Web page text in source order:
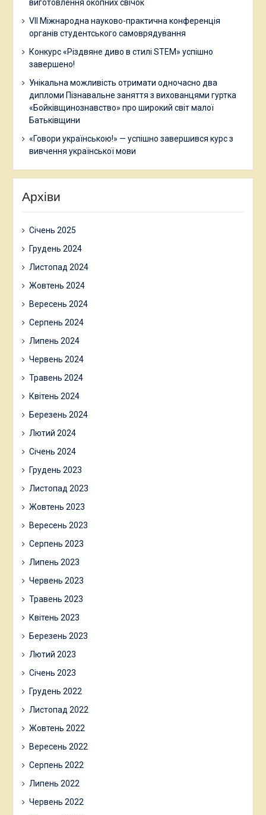
виготовлення окопних свічок
VII Міжнародна науково-практична конференція
органів студентського самоврядування
Конкурс «Різдвяне диво в стилі STEM» успішно
завершено!
Унікальна можливість отримати одночасно два
дипломи Пізнавальне заняття з вихованцями гуртка
«Бойківщинознавство» про широкий світ малої
Батьківщини
«Говори українською!» — успішно завершився курс з
вивчення української мови
Архіви
Січень 2025
Грудень 2024
Листопад 2024
Жовтень 2024
Вересень 2024
Серпень 2024
Липень 2024
Червень 2024
Травень 2024
Квітень 2024
Березень 2024
Лютий 2024
Січень 2024
Грудень 2023
Листопад 2023
Жовтень 2023
Вересень 2023
Серпень 2023
Липень 2023
Червень 2023
Травень 2023
Квітень 2023
Березень 2023
Лютий 2023
Січень 2023
Грудень 2022
Листопад 2022
Жовтень 2022
Вересень 2022
Серпень 2022
Липень 2022
Червень 2022